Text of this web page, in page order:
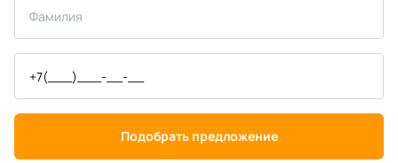
Подобрать предложение